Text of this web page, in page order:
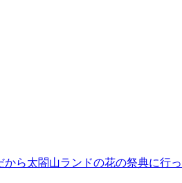
から太閤山ランドの花の祭典に行